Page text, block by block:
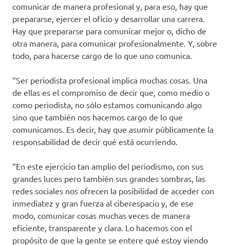
comunicar de manera profesional y, para eso, hay que
prepararse, ejercer el oficio y desarrollar una carrera.
Hay que prepararse para comunicar mejor o, dicho de
otra manera, para comunicar profesionalmente. Y, sobre
todo, para hacerse cargo de lo que uno comunica.
“Ser periodista profesional implica muchas cosas. Una
de ellas es el compromiso de decir que, como medio o
como periodista, no sólo estamos comunicando algo
sino que también nos hacemos cargo de lo que
comunicamos. Es decir, hay que asumir públicamente la
responsabilidad de decir qué está ocurriendo.
“En este ejercicio tan amplio del periodismo, con sus
grandes luces pero también sus grandes sombras, las
redes sociales nos ofrecen la posibilidad de acceder con
inmediatez y gran fuerza al ciberespacio y, de ese
modo, comunicar cosas muchas veces de manera
eficiente, transparente y clara. Lo hacemos con el
propósito de que la gente se entere qué estoy viendo